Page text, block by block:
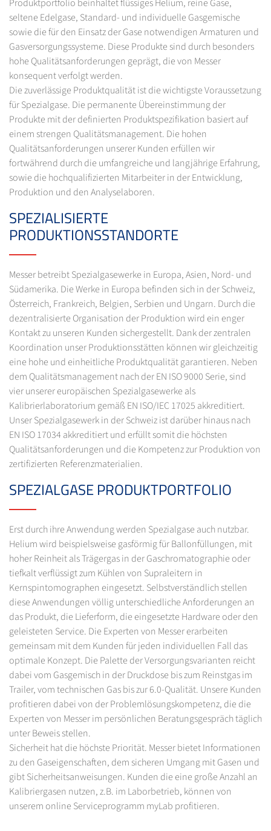
Produktportfolio beinhaltet flüssiges Helium, reine Gase,
seltene Edelgase, Standard- und individuelle Gasgemische
sowie die für den Einsatz der Gase notwendigen Armaturen und
Gasversorgungssysteme. Diese Produkte sind durch besonders
hohe Qualitätsanforderungen geprägt, die von Messer
konsequent verfolgt werden.
Die zuverlässige Produktqualität ist die wichtigste Voraussetzung
für Spezialgase. Die permanente Übereinstimmung der
Produkte mit der definierten Produktspezifikation basiert auf
einem strengen Qualitätsmanagement. Die hohen
Qualitätsanforderungen unserer Kunden erfüllen wir
fortwährend durch die umfangreiche und langjährige Erfahrung,
sowie die hochqualifizierten Mitarbeiter in der Entwicklung,
Produktion und den Analyselaboren.
SPEZIALISIERTE
PRODUKTIONSSTANDORTE
Messer betreibt Spezialgasewerke in Europa, Asien, Nord- und
Südamerika. Die Werke in Europa befinden sich in der Schweiz,
Österreich, Frankreich, Belgien, Serbien und Ungarn. Durch die
dezentralisierte Organisation der Produktion wird ein enger
Kontakt zu unseren Kunden sichergestellt. Dank der zentralen
Koordination unser Produktionsstätten können wir gleichzeitig
eine hohe und einheitliche Produktqualität garantieren. Neben
dem Qualitätsmanagement nach der EN ISO 9000 Serie, sind
vier unserer europäischen Spezialgasewerke als
Kalibrierlaboratorium gemäß EN ISO/IEC 17025 akkreditiert.
Unser Spezialgasewerk in der Schweiz ist darüber hinaus nach
EN ISO 17034 akkreditiert und erfüllt somit die höchsten
Qualitätsanforderungen und die Kompetenz zur Produktion von
zertifizierten Referenzmaterialien.
SPEZIALGASE PRODUKTPORTFOLIO
Erst durch ihre Anwendung werden Spezialgase auch nutzbar.
Helium wird beispielsweise gasförmig für Ballonfüllungen, mit
hoher Reinheit als Trägergas in der Gaschromatographie oder
tiefkalt verflüssigt zum Kühlen von Supraleitern in
Kernspintomographen eingesetzt. Selbstverständlich stellen
diese Anwendungen völlig unterschiedliche Anforderungen an
das Produkt, die Lieferform, die eingesetzte Hardware oder den
geleisteten Service. Die Experten von Messer erarbeiten
gemeinsam mit dem Kunden für jeden individuellen Fall das
optimale Konzept. Die Palette der Versorgungsvarianten reicht
dabei vom Gasgemisch in der Druckdose bis zum Reinstgas im
Trailer, vom technischen Gas bis zur 6.0-Qualität. Unsere Kunden
profitieren dabei von der Problemlösungskompetenz, die die
Experten von Messer im persönlichen Beratungsgespräch täglich
unter Beweis stellen.
Sicherheit hat die höchste Priorität. Messer bietet Informationen
zu den Gaseigenschaften, dem sicheren Umgang mit Gasen und
gibt Sicherheitsanweisungen. Kunden die eine große Anzahl an
Kalibriergasen nutzen, z.B. im Laborbetrieb, können von
unserem online Serviceprogramm myLab profitieren.